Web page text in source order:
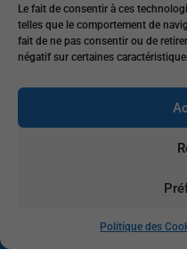
Le fait de consentir à ces
telles que le comportement de
fait de ne pas consentir ou de
négatif sur certaines
Politique des
Tél. :
Abonnez-